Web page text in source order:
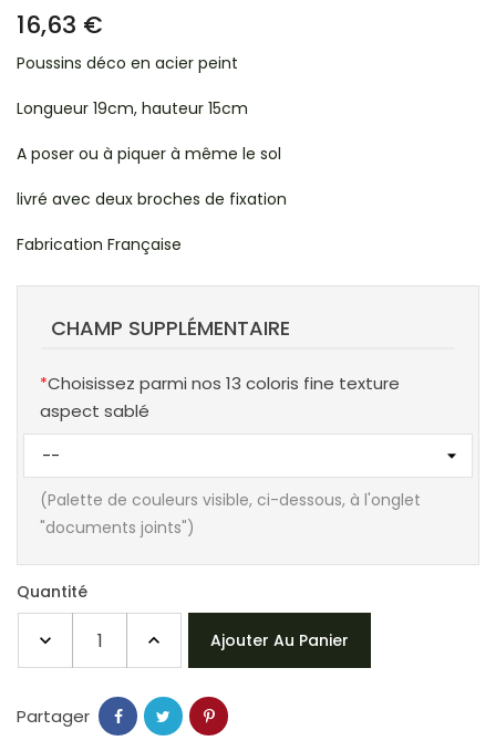
16,63 €
Poussins déco en acier peint
Longueur 19cm, hauteur 15cm
A poser ou à piquer à même le sol
livré avec deux broches de fixation
Fabrication Française
CHAMP SUPPLÉMENTAIRE
Choisissez parmi nos 13 coloris fine texture
aspect sablé
(Palette de couleurs visible, ci-dessous, à l'onglet
"documents joints")
Quantité
Ajouter Au Panier
Partager